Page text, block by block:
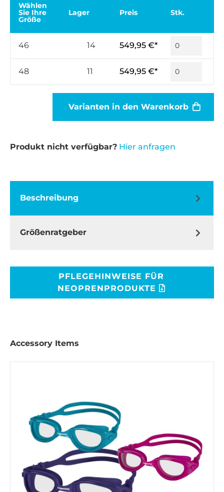
Wählen
Sie Ihre
Größe
Lager Preis Stk.
46 14 549,95 €*
48 11 549,95 €*
Varianten in den Warenkorb
Produkt nicht verfügbar? Hier anfragen
Beschreibung
Größenratgeber
PFLEGEHINWEISE FÜR
NEOPRENPRODUKTE
Accessory Items